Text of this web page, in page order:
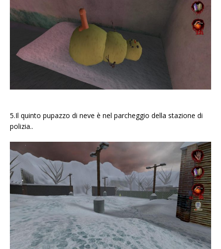
5.Il quinto pupazzo di neve è nel parcheggio della stazione di
polizia..